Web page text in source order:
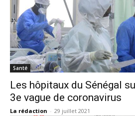
Santé
Les hôpitaux du Sénégal
3e vague de coronavirus
La rédaction - 29 juillet 2021